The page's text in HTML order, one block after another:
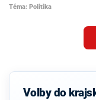
Téma: Politika
Volby do